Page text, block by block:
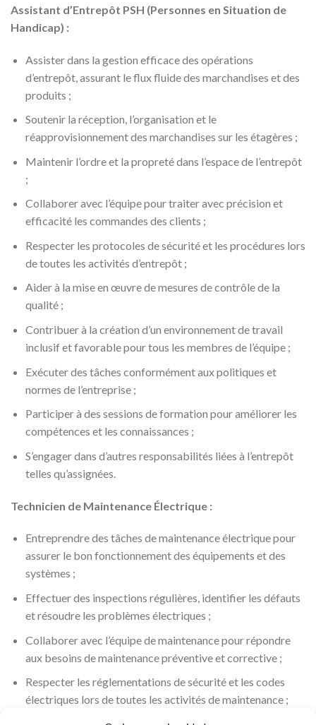
Assistant d’Entrepôt PSH (Personnes en Situation de
Handicap) :
Assister dans la gestion efficace des opérations
d’entrepôt, assurant le flux fluide des marchandises et des
produits ;
Soutenir la réception, l’organisation et le
réapprovisionnement des marchandises sur les étagères ;
Maintenir l’ordre et la propreté dans l’espace de l’entrepôt
;
Collaborer avec l’équipe pour traiter avec précision et
efficacité les commandes des clients ;
Respecter les protocoles de sécurité et les procédures lors
de toutes les activités d’entrepôt ;
Aider à la mise en œuvre de mesures de contrôle de la
qualité ;
Contribuer à la création d’un environnement de travail
inclusif et favorable pour tous les membres de l’équipe ;
Exécuter des tâches conformément aux politiques et
normes de l’entreprise ;
Participer à des sessions de formation pour améliorer les
compétences et les connaissances ;
S’engager dans d’autres responsabilités liées à l’entrepôt
telles qu’assignées.
Technicien de Maintenance Électrique :
Entreprendre des tâches de maintenance électrique pour
assurer le bon fonctionnement des équipements et des
systèmes ;
Effectuer des inspections régulières, identifier les défauts
et résoudre les problèmes électriques ;
Collaborer avec l’équipe de maintenance pour répondre
aux besoins de maintenance préventive et corrective ;
Respecter les réglementations de sécurité et les codes
électriques lors de toutes les activités de maintenance ;